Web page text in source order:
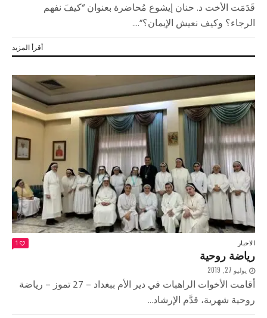
قَدَمَت الأخت د. حنان إيشوع مُحاضرة بعنوان “كيفَ نفهم
الرجاء؟ وكيف نعيش الإيمان؟”....
أقرأ المزيد
الاخبار 1
رياضة روحية
يوليو 27, 2019
أقامت الأخوات الراهبات في دير الأم ببغداد – 27 تموز – رياضة
روحية شهرية، قدَّم الإرشاد...